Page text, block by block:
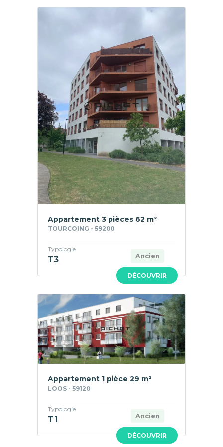
DÉCOUVRIR
Appartement 3 pièces 62 m²
TOURCOING - 59200
Ancien
Typologie
T3
DÉCOUVRIR
Appartement 1 pièce 29 m²
LOOS - 59120
Ancien
Typologie
T1